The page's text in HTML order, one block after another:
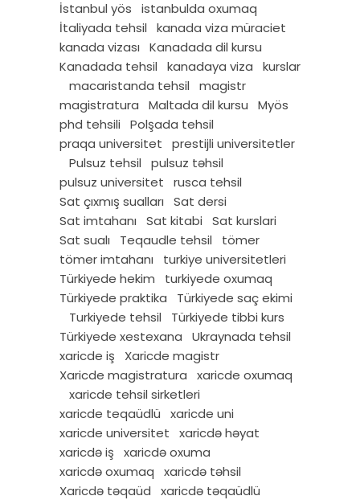
İstanbul yös
istanbulda oxumaq
İtaliyada tehsil
kanada viza müraciet
kanada vizası
Kanadada dil kursu
Kanadada tehsil
kanadaya viza
kurslar
macaristanda tehsil
magistr
magistratura
Maltada dil kursu
Myös
phd tehsili
Polşada tehsil
praqa universitet
prestijli universitetler
Pulsuz tehsil
pulsuz təhsil
pulsuz universitet
rusca tehsil
Sat çıxmış sualları
Sat dersi
Sat imtahanı
Sat kitabi
Sat kurslari
Sat sualı
Teqaudle tehsil
tömer
tömer imtahanı
turkiye universitetleri
Türkiyede hekim
turkiyede oxumaq
Türkiyede praktika
Türkiyede saç ekimi
Turkiyede tehsil
Türkiyede tibbi kurs
Türkiyede xestexana
Ukraynada tehsil
xaricde iş
Xaricde magistr
Xaricde magistratura
xaricde oxumaq
xaricde tehsil sirketleri
xaricde teqaüdlü
xaricde uni
xaricde universitet
xaricdə həyat
xaricdə iş
xaricdə oxuma
xaricdə oxumaq
xaricdə təhsil
Xaricdə təqaüd
xaricdə təqaüdlü